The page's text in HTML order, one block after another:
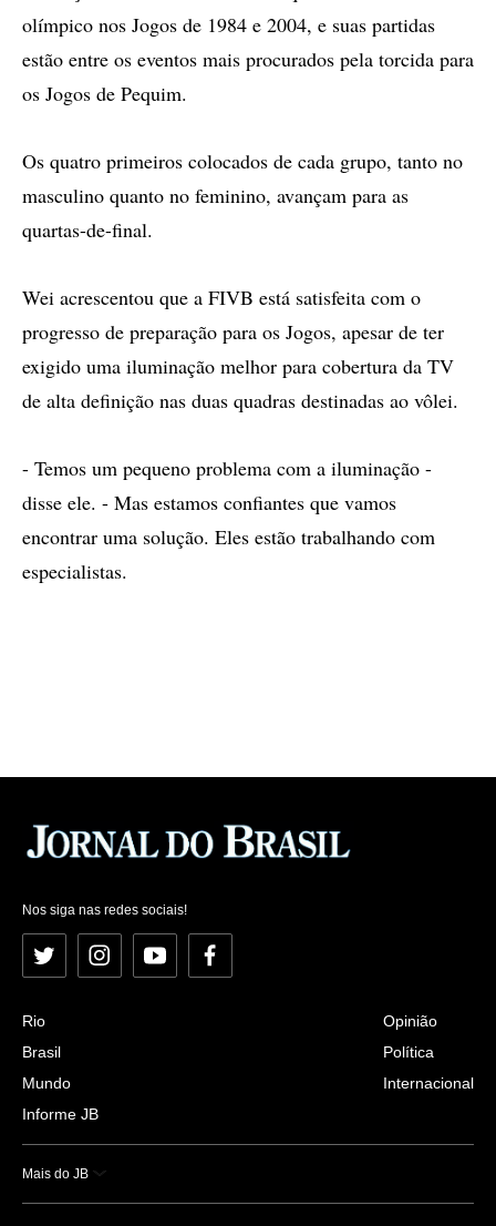
olímpico nos Jogos de 1984 e 2004, e suas partidas
estão entre os eventos mais procurados pela torcida para
os Jogos de Pequim.
Os quatro primeiros colocados de cada grupo, tanto no
masculino quanto no feminino, avançam para as
quartas-de-final.
Wei acrescentou que a FIVB está satisfeita com o
progresso de preparação para os Jogos, apesar de ter
exigido uma iluminação melhor para cobertura da TV
de alta definição nas duas quadras destinadas ao vôlei.
- Temos um pequeno problema com a iluminação -
disse ele. - Mas estamos confiantes que vamos
encontrar uma solução. Eles estão trabalhando com
especialistas.
Nos siga nas redes sociais!
Twitter InstagramYouTubeFacebook
Rio
Brasil
Mundo
Informe JB
Opinião
Política
Internacional
Mais do JB
Esportes